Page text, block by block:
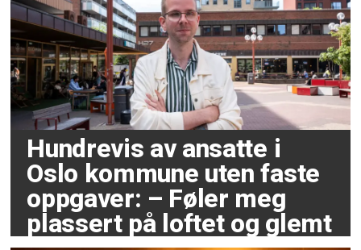
Hundrevis av ansatte i
Oslo kommune uten faste
oppgaver: – Føler meg
plassert på loftet og glemt